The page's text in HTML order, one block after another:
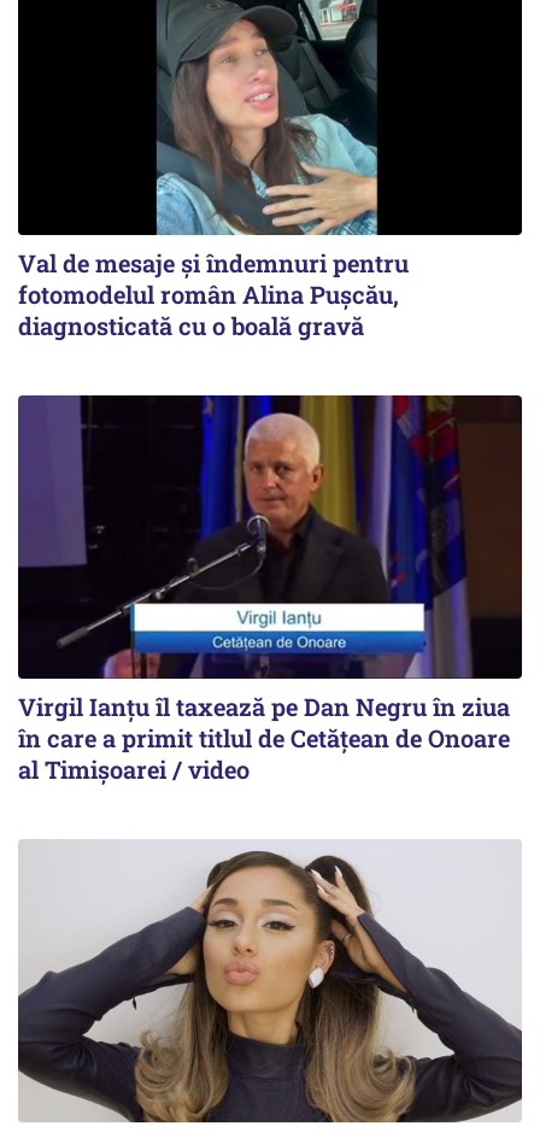
Val de mesaje și îndemnuri pentru
fotomodelul român Alina Pușcău,
diagnosticată cu o boală gravă
Virgil Ianțu îl taxează pe Dan Negru în ziua
în care a primit titlul de Cetățean de Onoare
al Timișoarei / video